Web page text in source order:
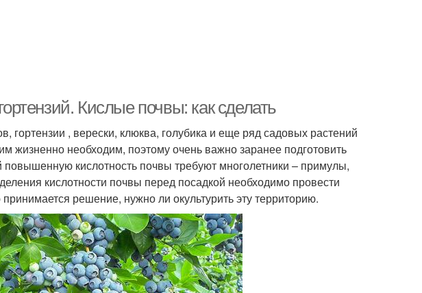
Кислые почвы: как сделать
, верески, клюква, голубика и еще ряд садовых растений
жизненно необходим, поэтому очень важно заранее подготовить
повышенную кислотность почвы требуют многолетники – примулы,
кислотности почвы перед посадкой необходимо провести
решение, нужно ли окультурить эту территорию.